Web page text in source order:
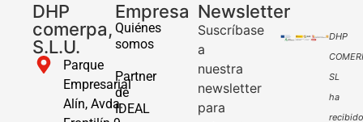
DHP
comerpa,
S.L.U.
Parque
Empresarial
Alín, Avda.
Empresa
Quiénes
somos
Partner
de
IDEAL
Newsletter
Suscríbase
a
nuestra
newsletter
para
DHP
SL
ha
recibido